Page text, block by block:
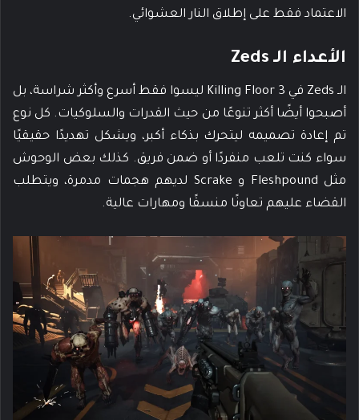
الاعتماد فقط على إطلاق النار العشوائي.
الأعداء الـ Zeds
الـ Zeds في Killing Floor 3 ليسوا فقط أسرع وأكثر شراسة، بل
أصبحوا أيضًا أكثر تنوعًا من حيث القدرات والسلوكيات. كل نوع
تم إعادة تصميمه ليتحرك بذكاء أكبر، ويشكل تهديدًا حقيقيًا
سواء كنت تلعب منفردًا أو ضمن فريق. كذلك بعض الوحوش
مثل Fleshpound و Scrake لديهم هجمات مدمرة، ويتطلب
القضاء عليهم تعاونًا منسقًا ومهارات عالية.